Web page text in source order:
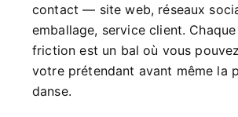
contact — site web, réseaux
emballage, service client.
friction est un bal où vous
votre prétendant avant même la
danse.